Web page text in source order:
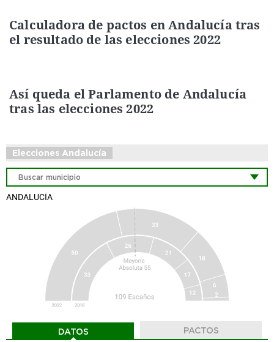
Calculadora de pactos en Andalucía tras
el resultado de las elecciones 2022
Así queda el Parlamento de Andalucía
tras las elecciones 2022
Elecciones Andalucía
ANDALUCÍA
DATOS PACTOS